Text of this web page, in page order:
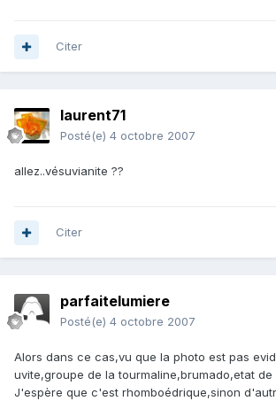
Citer
laurent71
Posté(e) 4 octobre 2007
allez..vésuvianite ??
Citer
parfaitelumiere
Posté(e) 4 octobre 2007
Alors dans ce cas,vu que la photo est pas
uvite,groupe de la tourmaline,brumado,etat de
J'espère que c'est rhomboédrique,sinon